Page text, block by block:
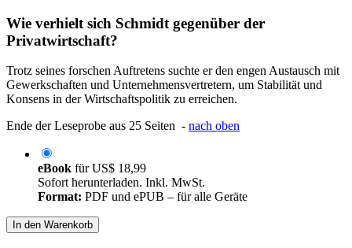
Wie verhielt sich Schmidt gegenüber der
Privatwirtschaft?
Trotz seines forschen Auftretens suchte er den engen Austausch mit
Gewerkschaften und Unternehmensvertretern, um Stabilität und
Konsens in der Wirtschaftspolitik zu erreichen.
Ende der Leseprobe aus 25 Seiten - nach oben
eBook fürUS$ 18,99
Sofort herunterladen. Inkl. MwSt.
Format: PDF und ePUB – für alle Geräte
In den Warenkorb